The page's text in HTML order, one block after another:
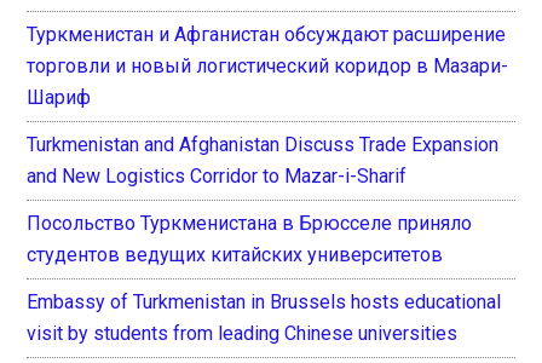
Туркменистан и Афганистан обсуждают расширение
торговли и новый логистический коридор в Мазари-
Шариф
Turkmenistan and Afghanistan Discuss Trade Expansion
and New Logistics Corridor to Mazar-i-Sharif
Посольство Туркменистана в Брюсселе приняло
студентов ведущих китайских университетов
Embassy of Turkmenistan in Brussels hosts educational
visit by students from leading Chinese universities